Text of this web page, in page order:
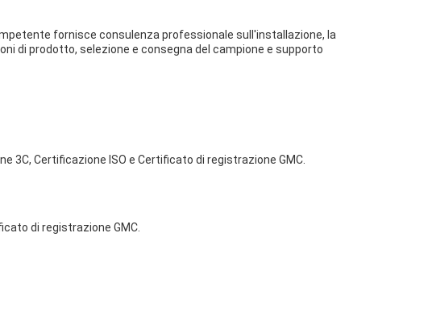
fornisce consulenza professionale sull'installazione, la
di prodotto, selezione e consegna del campione e supporto
3C, Certificazione ISO e Certificato di registrazione GMC.
di registrazione GMC.